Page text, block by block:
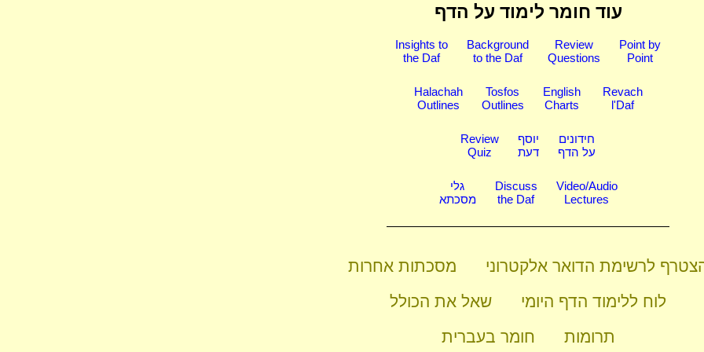
עוד חומר לימוד על הדף
Insights to
the Daf
Background
to the Daf
Review
Questions
Point by
Point
Halachah
Outlines
Tosfos
Outlines
English
Charts
Revach
l'Daf
Review
Quiz
יוסף
דעת
חידונים
על הדף
גלי
מסכתא
Discuss
the Daf
Video/Audio
Lectures
מסכתות אחרות
לרשימת הדואר אלקטרוני
שאל את הכולל
לוח ללימוד הדף היומי
חומר בעברית
תרומות